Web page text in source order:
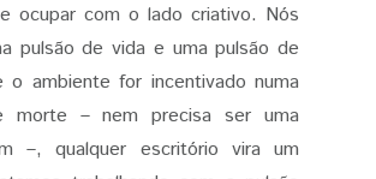
ocupar com o lado criativo. Nós
pulsão de vida e uma pulsão de
o ambiente for incentivado numa
morte – nem precisa ser uma
–, qualquer escritório vira um